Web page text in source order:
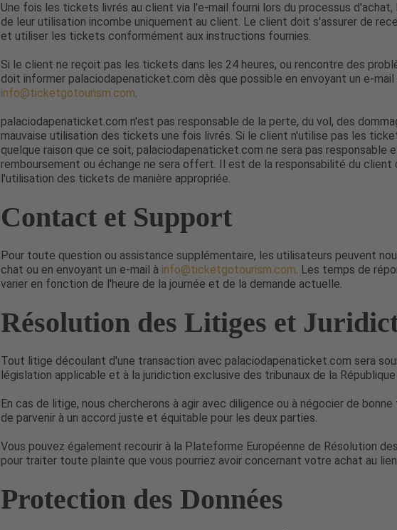
Une fois les tickets livrés au client via l'e-mail fourni lors du processus d'achat,
de leur utilisation incombe uniquement au client. Le client doit s'assurer de
et utiliser les tickets conformément aux instructions fournies.
Si le client ne reçoit pas les tickets dans les 24 heures, ou rencontre des
doit informer palaciodapenaticket.com dès que possible en envoyant un e-mail
info@ticketgotourism.com.
palaciodapenaticket.com n'est pas responsable de la perte, du vol, des
mauvaise utilisation des tickets une fois livrés. Si le client n'utilise pas les
quelque raison que ce soit, palaciodapenaticket.com ne sera pas responsable
remboursement ou échange ne sera offert. Il est de la responsabilité du client
l'utilisation des tickets de manière appropriée.
Contact et Support
Pour toute question ou assistance supplémentaire, les utilisateurs peuvent
chat ou en envoyant un e-mail à info@ticketgotourism.com. Les temps de
varier en fonction de l'heure de la journée et de la demande actuelle.
Résolution des Litiges et
Tout litige découlant d'une transaction avec palaciodapenaticket.com sera
législation applicable et à la juridiction exclusive des tribunaux de la
En cas de litige, nous chercherons à agir avec diligence ou à négocier de
de parvenir à un accord juste et équitable pour les deux parties.
Vous pouvez également recourir à la Plateforme Européenne de Résolution
pour traiter toute plainte que vous pourriez avoir concernant votre achat au
Protection des Données